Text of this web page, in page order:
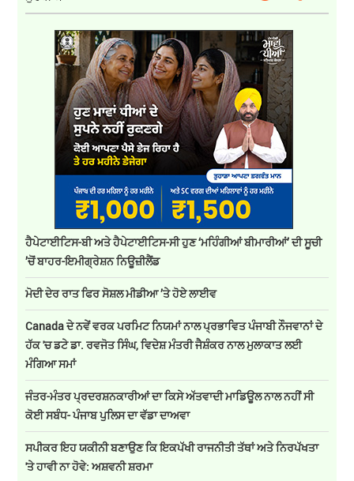
ਹੈਪੇਟਾਈਟਿਸ-ਬੀ ਅਤੇ ਹੈਪੇਟਾਈਟਿਸ-ਸੀ ਹੁਣ ‘ਮਹਿੰਗੀਆਂ ਬੀਮਾਰੀਆਂ’ ਦੀ ਸੂਚੀ
’ਚੋਂ ਬਾਹਰ-ਇਮੀਗ੍ਰੇਸ਼ਨ ਨਿਊਜ਼ੀਲੈਂਡ
ਮੋਦੀ ਦੇਰ ਰਾਤ ਫਿਰ ਸੋਸ਼ਲ ਮੀਡੀਆ ’ਤੇ ਹੋਏ ਲਾਈਵ
Canada ਦੇ ਨਵੇਂ ਵਰਕ ਪਰਮਿਟ ਨਿਯਮਾਂ ਨਾਲ ਪ੍ਰਭਾਵਿਤ ਪੰਜਾਬੀ ਨੌਜਵਾਨਾਂ ਦੇ
ਹੱਕ 'ਚ ਡਟੇ ਡਾ. ਰਵਜੋਤ ਸਿੰਘ, ਵਿਦੇਸ਼ ਮੰਤਰੀ ਜੈਸ਼ੰਕਰ ਨਾਲ ਮੁਲਾਕਾਤ ਲਈ
ਮੰਗਿਆ ਸਮਾਂ
ਜੰਤਰ-ਮੰਤਰ ਪ੍ਰਦਰਸ਼ਨਕਾਰੀਆਂ ਦਾ ਕਿਸੇ ਅੱਤਵਾਦੀ ਮਾਡਿਊਲ ਨਾਲ ਨਹੀਂ ਸੀ
ਕੋਈ ਸਬੰਧ- ਪੰਜਾਬ ਪੁਲਿਸ ਦਾ ਵੱਡਾ ਦਾਅਵਾ
ਸਪੀਕਰ ਇਹ ਯਕੀਨੀ ਬਣਾਉਣ ਕਿ ਇਕਪੱਖੀ ਰਾਜਨੀਤੀ ਤੱਥਾਂ ਅਤੇ ਨਿਰਪੱਖਤਾ
'ਤੇ ਹਾਵੀ ਨਾ ਹੋਵੇ: ਅਸ਼ਵਨੀ ਸ਼ਰਮਾ